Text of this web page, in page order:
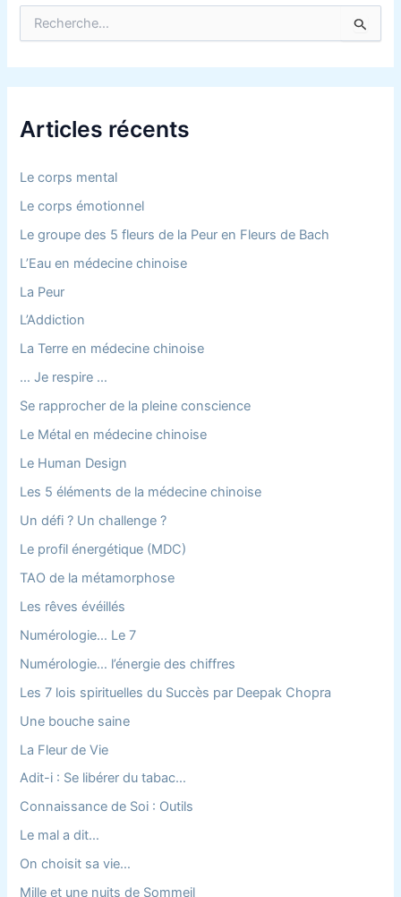
e
c
r
Articles récents
Le corps mental
Le corps émotionnel
Le groupe des 5 fleurs de la Peur en Fleurs de Bach
L’Eau en médecine chinoise
La Peur
L’Addiction
La Terre en médecine chinoise
… Je respire …
Se rapprocher de la pleine conscience
Le Métal en médecine chinoise
Le Human Design
Les 5 éléments de la médecine chinoise
Un défi ? Un challenge ?
Le profil énergétique (MDC)
TAO de la métamorphose
Les rêves évéillés
Numérologie… Le 7
Numérologie… l’énergie des chiffres
Les 7 lois spirituelles du Succès par Deepak Chopra
Une bouche saine
La Fleur de Vie
Adit-i : Se libérer du tabac…
Connaissance de Soi : Outils
Le mal a dit…
On choisit sa vie…
Mille et une nuits de Sommeil